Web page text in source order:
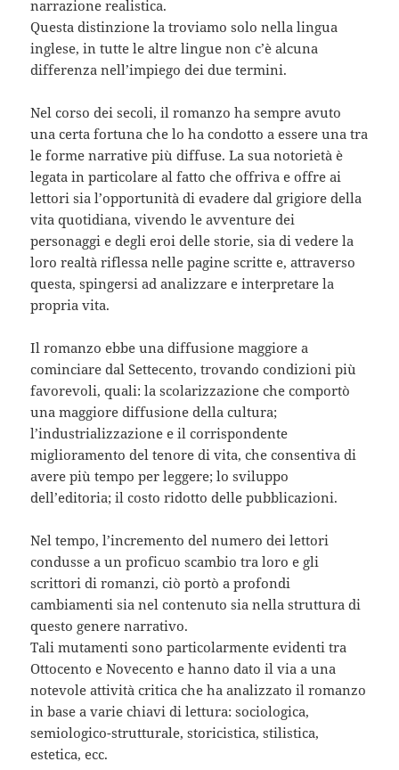
narrazione realistica.
Questa distinzione la troviamo solo nella lingua
inglese, in tutte le altre lingue non c’è alcuna
differenza nell’impiego dei due termini.
Nel corso dei secoli, il romanzo ha sempre avuto
una certa fortuna che lo ha condotto a essere una tra
le forme narrative più diffuse. La sua notorietà è
legata in particolare al fatto che offriva e offre ai
lettori sia l’opportunità di evadere dal grigiore della
vita quotidiana, vivendo le avventure dei
personaggi e degli eroi delle storie, sia di vedere la
loro realtà riflessa nelle pagine scritte e, attraverso
questa, spingersi ad analizzare e interpretare la
propria vita.
Il romanzo ebbe una diffusione maggiore a
cominciare dal Settecento, trovando condizioni più
favorevoli, quali: la scolarizzazione che comportò
una maggiore diffusione della cultura;
l’industrializzazione e il corrispondente
miglioramento del tenore di vita, che consentiva di
avere più tempo per leggere; lo sviluppo
dell’editoria; il costo ridotto delle pubblicazioni.
Nel tempo, l’incremento del numero dei lettori
condusse a un proficuo scambio tra loro e gli
scrittori di romanzi, ciò portò a profondi
cambiamenti sia nel contenuto sia nella struttura di
questo genere narrativo.
Tali mutamenti sono particolarmente evidenti tra
Ottocento e Novecento e hanno dato il via a una
notevole attività critica che ha analizzato il romanzo
in base a varie chiavi di lettura: sociologica,
semiologico-strutturale, storicistica, stilistica,
estetica, ecc.